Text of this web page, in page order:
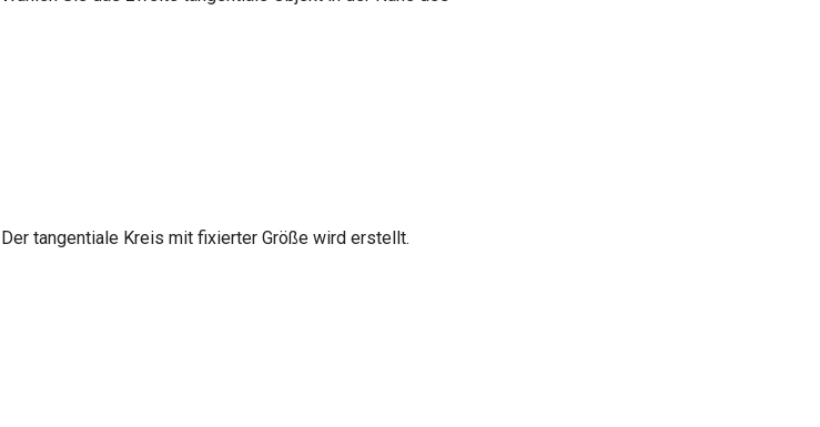
Der tangentiale Kreis mit fixierter Größe wird erstellt.